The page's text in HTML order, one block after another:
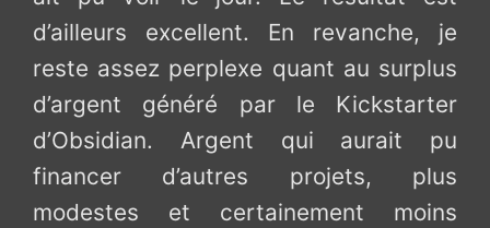
d’ailleurs excellent. En revanche, je
reste assez perplexe quant au surplus
d’argent généré par le Kickstarter
d’Obsidian. Argent qui aurait pu
financer d’autres projets, plus
modestes et certainement moins